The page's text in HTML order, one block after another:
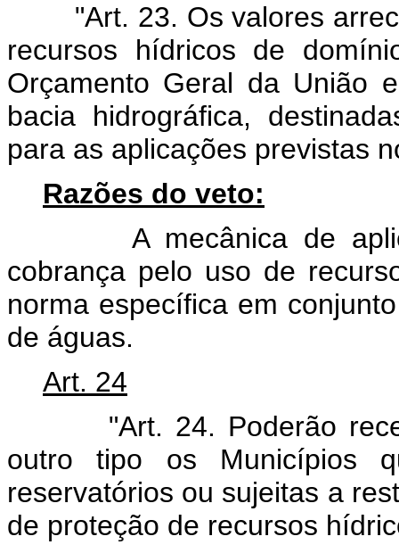
"Art. 23. Os valores
recursos hídricos de
Orçamento Geral da União
bacia hidrográfica,
para as aplicações previstas
Razões do veto:
A mecânica de
cobrança pelo uso de
norma específica em
de águas.
Art. 24
"Art. 24. Poderão
outro tipo os Municípios
reservatórios ou sujeitas a
de proteção de recursos